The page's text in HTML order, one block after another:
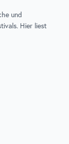
und
Hier liest